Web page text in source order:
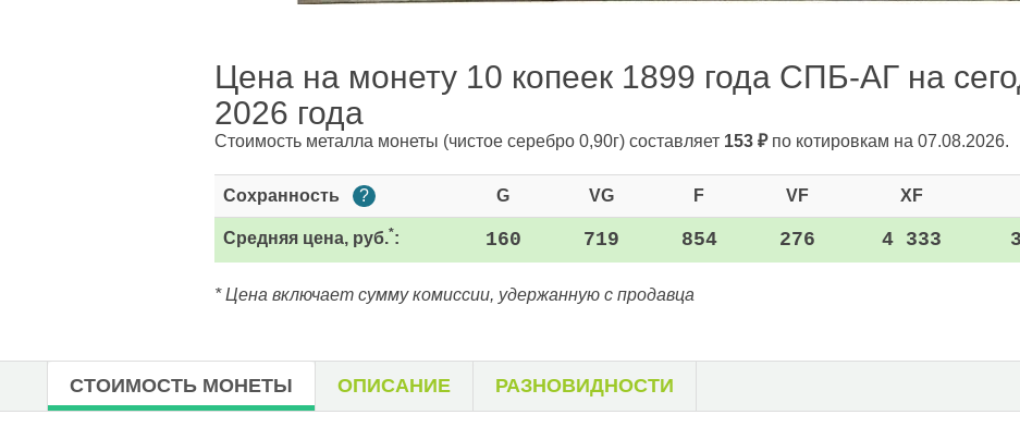
Цена на монету 10 копеек 1899 года СПБ-АГ на
2026 года
Стоимость металла монеты (чистое серебро 0,90г) составляет 153 ₽по котировкам на 07.08.2026.
Сохранность ? G VG F VF XF
Средняя цена, руб.*: 160 719 854 276 4 333
* Цена включает сумму комиссии, удержанную с продавца
СТОИМОСТЬ МОНЕТЫ ОПИСАНИЕ РАЗНОВИДНОСТИ